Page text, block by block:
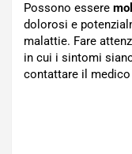
Possono essere
dolorosi e
malattie. Fare
in cui i sintomi
contattare il